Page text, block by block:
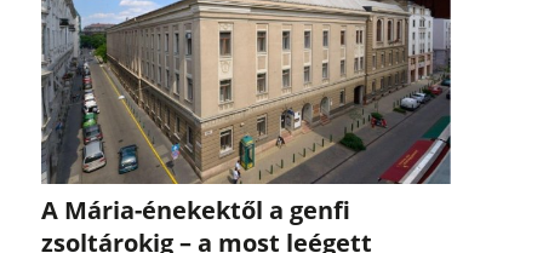
A Mária-énekektől a genfi
zsoltárokig – a most leégett